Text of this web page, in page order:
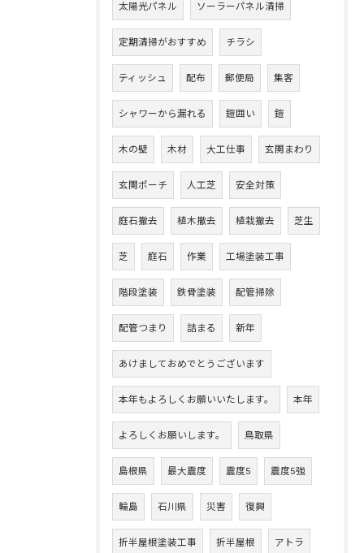
太陽光パネル ソーラーパネル清掃
定期清掃がおすすめ チラシ
ティッシュ 配布 郵便局 集客
シャワーから漏れる 鎧囲い 鎧
木の壁 木材 大工仕事 玄関まわり
玄関ポーチ 人工芝 安全対策
庭石撤去 植木撤去 植栽撤去 芝生
芝 庭石 作業 工場塗装工事
階段塗装 鉄骨塗装 配管掃除
配管つまり 詰まる 新年
あけましておめでとうございます
本年もよろしくお願いいたします。 本年
よろしくお願いします。 鳥取県
島根県 最大震度 震度5 震度5強
輪島 石川県 災害 復興
折半屋根塗装工事 折半屋根 アトラ